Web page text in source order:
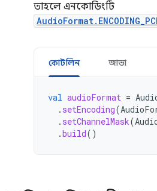
তাহলে এনকোডিংটি
কোটলিন জাভা
val audioFormat =
. setEncoding(
. setChannelMask(
.build()